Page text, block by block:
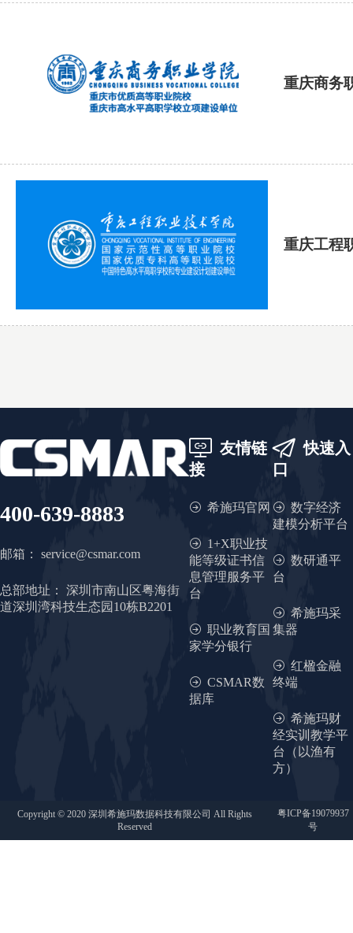
重庆商务
重庆工程
400-639-8883
邮箱： service@csmar.com
总部地址：
深圳市南山区粤海街
道深圳湾科技生态园10栋B2201
友情链
接
希施玛官网
1+X职业技
能等级证书信
息管理服务平
台
职业教育国
家学分银行
CSMAR数
据库
快速入
口
数字经济
建模分析平台
数研通平
台
希施玛采
集器
红楹金融
终端
希施玛财
经实训教学平
台（以渔有
方）
Copyright © 2020 深圳希施玛数据科技有限公司 All Rights
Reserved
粤ICP备19079937
号